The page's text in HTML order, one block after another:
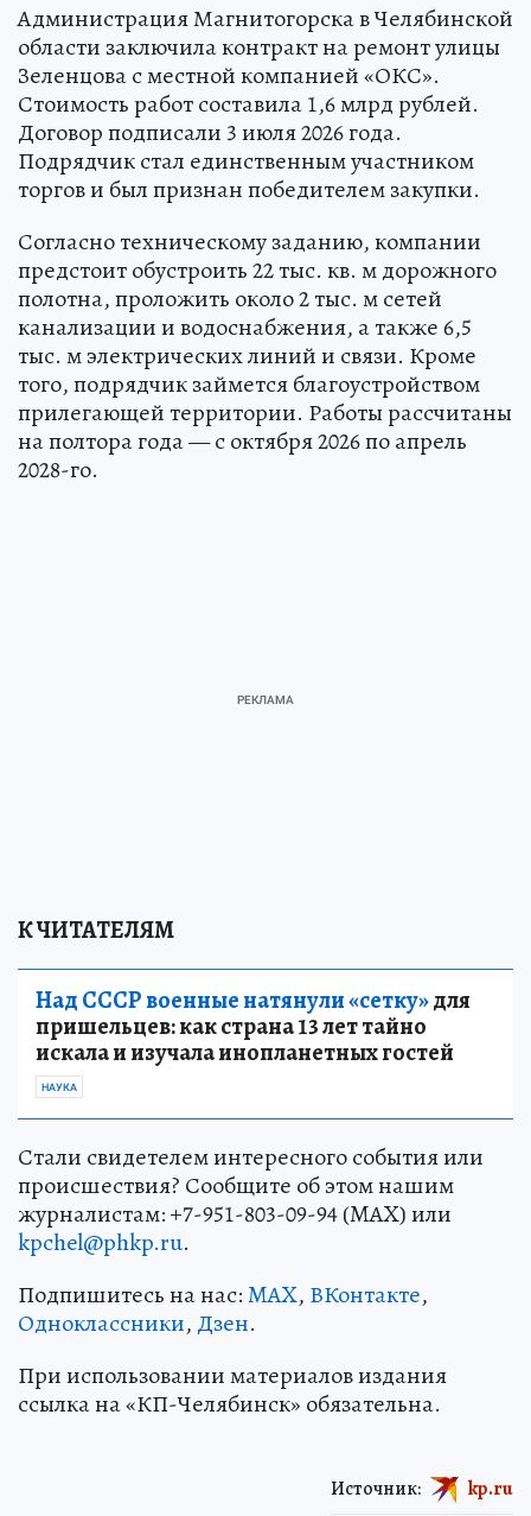
Администрация Магнитогорска в Челябинской
области заключила контракт на ремонт улицы
Зеленцова с местной компанией «ОКС».
Стоимость работ составила 1,6 млрд рублей.
Договор подписали 3 июля 2026 года.
Подрядчик стал единственным участником
торгов и был признан победителем закупки.
Согласно техническому заданию, компании
предстоит обустроить 22 тыс. кв. м дорожного
полотна, проложить около 2 тыс. м сетей
канализации и водоснабжения, а также 6,5
тыс. м электрических линий и связи. Кроме
того, подрядчик займется благоустройством
прилегающей территории. Работы рассчитаны
на полтора года — с октября 2026 по апрель
2028-го.
К ЧИТАТЕЛЯМ
Над СССР военные натянули «сетку»для
пришельцев: как страна 13 лет тайно
искала и изучала инопланетных гостей
НАУКА
Стали свидетелем интересного события или
происшествия? Сообщите об этом нашим
журналистам: +7-951-803-09-94 (MAX) или
kpchel@phkp.ru.
Подпишитесь на нас:MAX, ВКонтакте,
Одноклассники, Дзен.
При использовании материалов издания
ссылка на «КП-Челябинск» обязательна.
Источник: kp.ru